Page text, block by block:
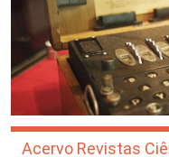
Acervo Revistas